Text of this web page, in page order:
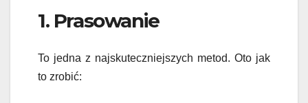
1. Prasowanie
To jedna z najskuteczniejszych metod. Oto jak
to zrobić: